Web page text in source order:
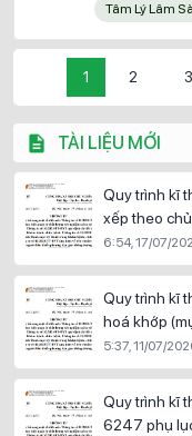
TÀI LIỆU MỚI
Quy trình kĩ
xếp theo
6:54, 17/07/
Quy trình kĩ
hoá khớp
5:37, 11/07/
Quy trình kĩ
6247 phụ
Tâm Lý Lâm
1 2 3